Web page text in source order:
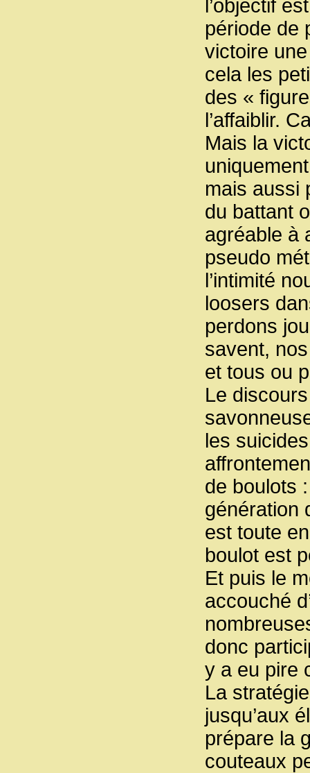
l’objectif
période de
victoire
cela les
des «
l’affaiblir.
Mais la
mais aussi
du battant
agréable à
pseudo
l’intimité
loosers
perdons
savent,
et tous ou
Le
les
de boulots
génération
est toute
boulot est
Et puis le
accouché
donc
y a eu pire
La
jusqu’aux
prépare la
couteaux